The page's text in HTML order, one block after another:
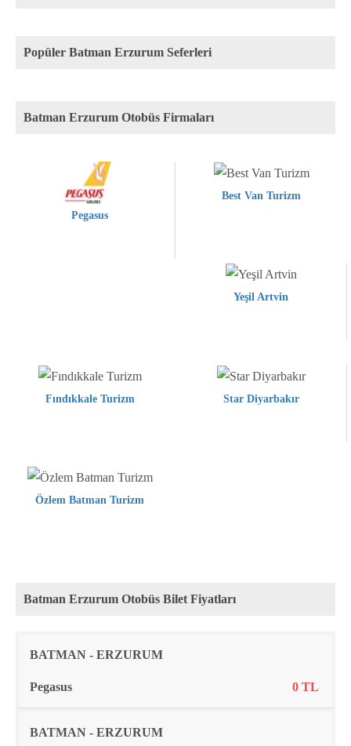
Popüler Batman Erzurum Seferleri
Batman Erzurum Otobüs Firmaları
Pegasus
Best Van Turizm
Yeşil Artvin
Fındıkkale Turizm Star Diyarbakır
Özlem Batman Turizm
Batman Erzurum Otobüs Bilet Fiyatları
Rota Firma Fiyat
BATMAN - ERZURUM
Pegasus 0 TL
BATMAN - ERZURUM